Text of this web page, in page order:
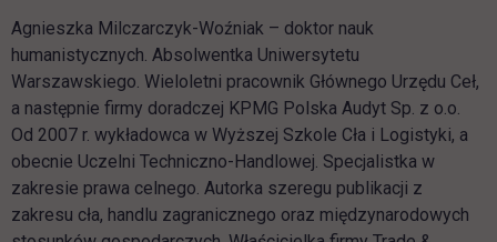
Agnieszka Milczarczyk-Woźniak – doktor nauk
humanistycznych. Absolwentka Uniwersytetu
Warszawskiego. Wieloletni pracownik Głównego Urzędu Ceł,
a następnie firmy doradczej KPMG Polska Audyt Sp. z o.o.
Od 2007 r. wykładowca w Wyższej Szkole Cła i Logistyki, a
obecnie Uczelni Techniczno-Handlowej. Specjalistka w
zakresie prawa celnego. Autorka szeregu publikacji z
zakresu cła, handlu zagranicznego oraz międzynarodowych